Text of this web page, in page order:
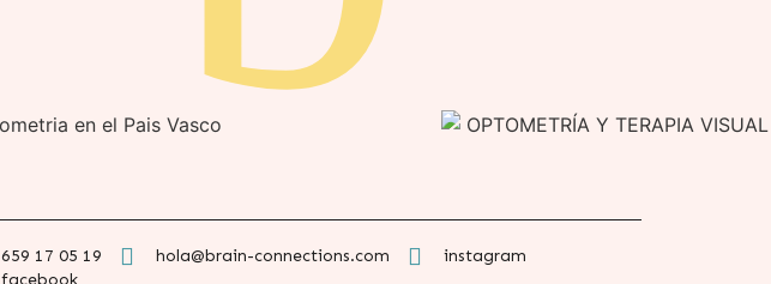
659 17 05 19 hola@brain-connections.com
instagram
facebook